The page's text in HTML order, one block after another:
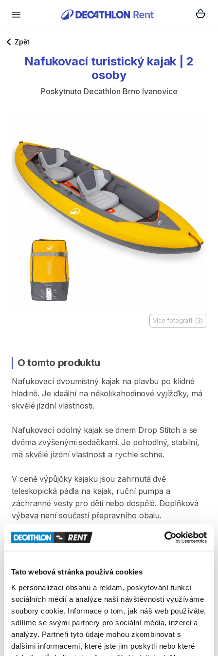
Tato webová stránka používá cookies
K personalizaci obsahu a reklam, poskytování funkcí
sociálních médií a analýze naší návštěvnosti využíváme
soubory cookie. Informace o tom, jak náš web používáte,
sdílíme se svými partnery pro sociální média, inzerci a
analýzy. Partneři tyto údaje mohou zkombinovat s
dalšími informacemi, které jste jim poskytli nebo které
Zpět
Nafukovací turistický kajak
2​​​​
osoby
Poskytnuto Decathlon Brno Ivanovice
Více fotografií (3)
O tomto produktu
Nafukovací dvoumístný kajak na plavbu po klidné
hladině. Je ideální na několikahodinové vyjížďky​,​ má
skvělé jízdní vlastnosti.
Nafukovací odolný kajak se dnem Drop Stitch a se
dvěma zvýšenými sedačkami. Je pohodlný​,​ stabilní​,​
má skvělé jízdní vlastnosti a rychle schne.
V ceně výpůjčky kajaku jsou zahrnutá dvě
teleskopická pádla na kajak​​​​​​​,​ ruční pumpa a
záchranné vesty pro děti nebo dospělé. Doplňková
výbava není součastí přepravního obalu.
Produkt v obchodě
Pravidla Decathlon Rent
PODMÍNKY
Podmínky pronájmu